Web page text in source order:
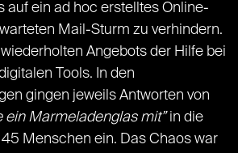
auf ein ad hoc erstelltes Online-
Mail-Sturm zu verhindern.
Angebots der Hilfe bei
Tools. In den
gingen jeweils Antworten von
ein Marmeladenglas mit”in die
Menschen ein. Das Chaos war